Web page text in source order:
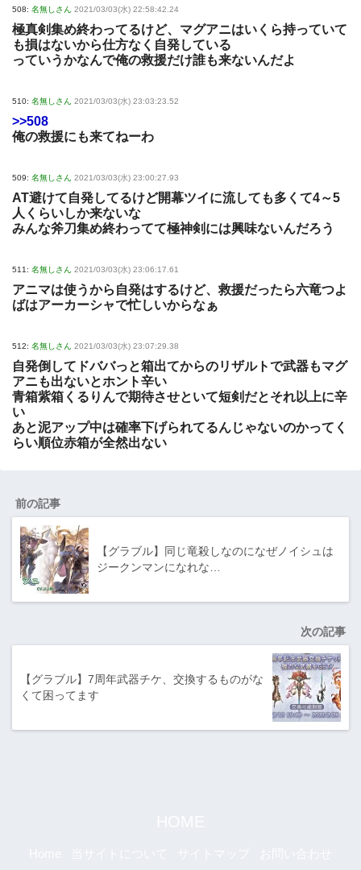
508: 名無しさん 2021/03/03(水) 22:58:42.24
極真剣集め終わってるけど、マグアニはいくら持っていて
も損はないから仕方なく自発している
っていうかなんで俺の救援だけ誰も来ないんだよ
510: 名無しさん 2021/03/03(水) 23:03:23.52
>>508
俺の救援にも来てねーわ
509: 名無しさん 2021/03/03(水) 23:00:27.93
AT避けて自発してるけど開幕ツイに流しても多くて4～5
人くらいしか来ないな
みんな斧刀集め終わってて極神剣には興味ないんだろう
511: 名無しさん 2021/03/03(水) 23:06:17.61
アニマは使うから自発はするけど、救援だったら六竜つよ
ばはアーカーシャで忙しいからなぁ
512: 名無しさん 2021/03/03(水) 23:07:29.38
自発倒してドババっと箱出てからのリザルトで武器もマグ
アニも出ないとホント辛い
青箱紫箱くるりんで期待させといて短剣だとそれ以上に辛
い
あと泥アップ中は確率下げられてるんじゃないのかってく
らい順位赤箱が全然出ない
前の記事
【グラブル】同じ竜殺しなのになぜノイシュは
ジークンマンになれな…
次の記事
【グラブル】7周年武器チケ、交換するものがな
くて困ってます